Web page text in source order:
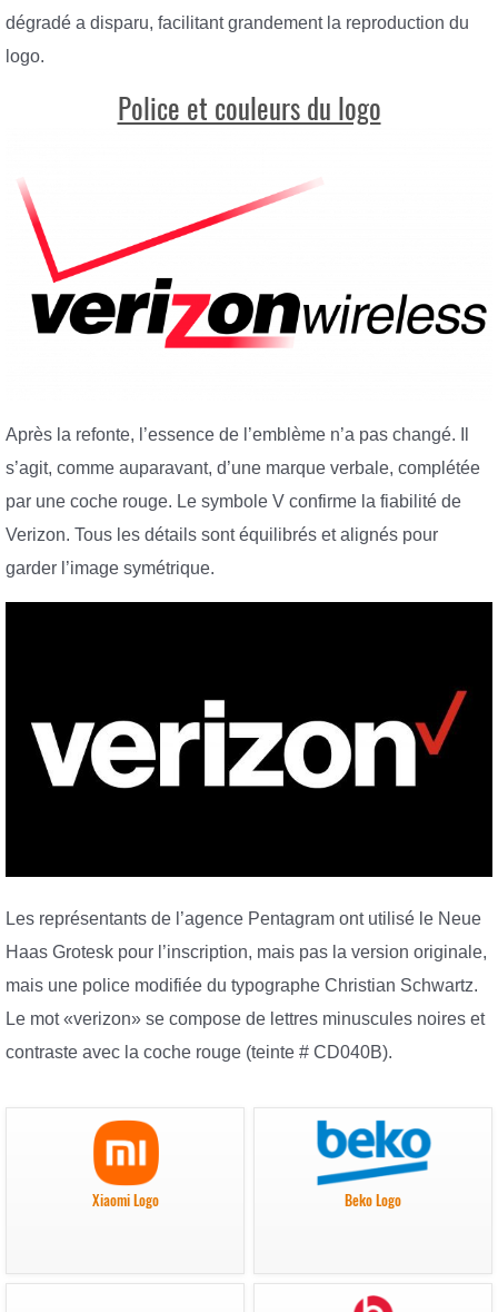
dégradé a disparu, facilitant grandement la reproduction du
logo.
Police et couleurs du logo
Après la refonte, l’essence de l’emblème n’a pas changé. Il
s’agit, comme auparavant, d’une marque verbale, complétée
par une coche rouge. Le symbole V confirme la fiabilité de
Verizon. Tous les détails sont équilibrés et alignés pour
garder l’image symétrique.
Les représentants de l’agence Pentagram ont utilisé le Neue
Haas Grotesk pour l’inscription, mais pas la version originale,
mais une police modifiée du typographe Christian Schwartz.
Le mot «verizon» se compose de lettres minuscules noires et
contraste avec la coche rouge (teinte # CD040B).
Xiaomi Logo Beko Logo